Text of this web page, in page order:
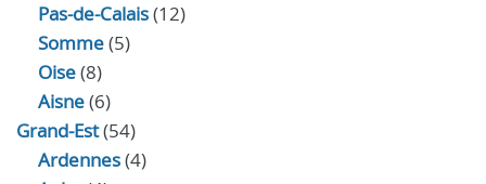
Pas-de-Calais(12)
Somme(5)
Oise(8)
Aisne(6)
Grand-Est(54)
Ardennes(4)